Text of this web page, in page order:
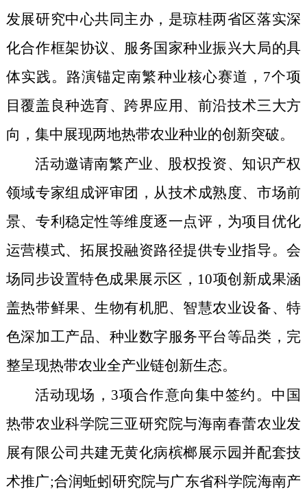
发展研究中心共同主办，是琼桂两省区落实深
化合作框架协议、服务国家种业振兴大局的具
体实践。路演锚定南繁种业核心赛道，7个项
目覆盖良种选育、跨界应用、前沿技术三大方
向，集中展现两地热带农业种业的创新突破。
活动邀请南繁产业、股权投资、知识产权
领域专家组成评审团，从技术成熟度、市场前
景、专利稳定性等维度逐一点评，为项目优化
运营模式、拓展投融资路径提供专业指导。会
场同步设置特色成果展示区，10项创新成果涵
盖热带鲜果、生物有机肥、智慧农业设备、特
色深加工产品、种业数字服务平台等品类，完
整呈现热带农业全产业链创新生态。
活动现场，3项合作意向集中签约。中国
热带农业科学院三亚研究院与海南春蕾农业发
展有限公司共建无黄化病槟榔展示园并配套技
术推广;合润蚯蚓研究院与广东省科学院海南产